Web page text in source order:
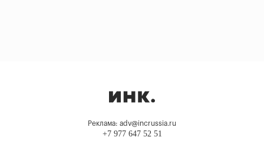
Реклама: adv@incrussia.ru
+7 977 647 52 51